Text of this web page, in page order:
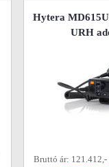
Hytera
URH
Bruttó ár: